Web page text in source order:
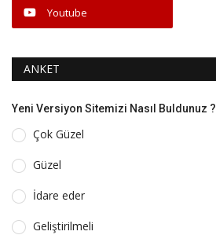
Youtube
ANKET
Yeni Versiyon Sitemizi Nasıl Buldunuz ?
Çok Güzel
Güzel
İdare eder
Geliştirilmeli